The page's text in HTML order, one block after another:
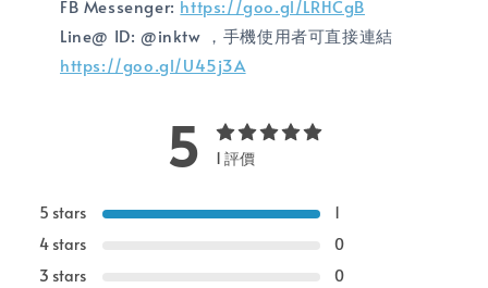
FB Messenger: https://goo.gl/LRHCgB
Line@ ID: @inktw ，手機使用者可直接連結
https://goo.gl/U45j3A
5 1 評價
5 stars
1
4 stars
0
3 stars
0